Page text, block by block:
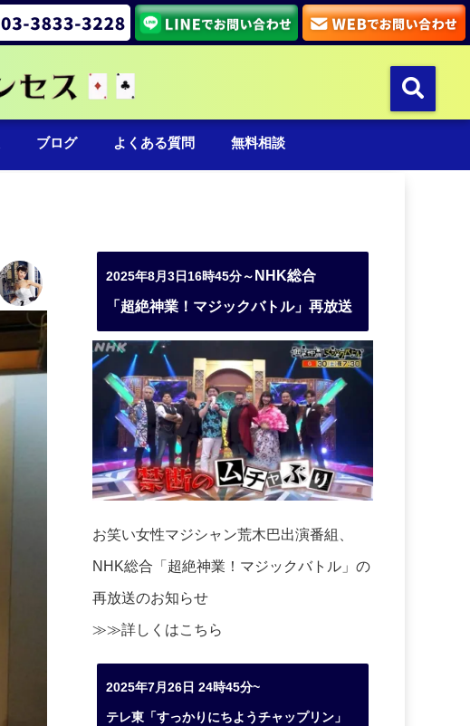
ブログ よくある質問 無料相談
2025年8月3日16時45分～ NHK総合
「超絶神業！マジックバトル」再放送
お笑い女性マジシャン荒木巴出演番組、
NHK総合「超絶神業！マジックバトル」の
再放送のお知らせ
≫≫詳しくはこちら
2025年7月26日 24時45分~
テレ東「すっかりにちようチャップリン」